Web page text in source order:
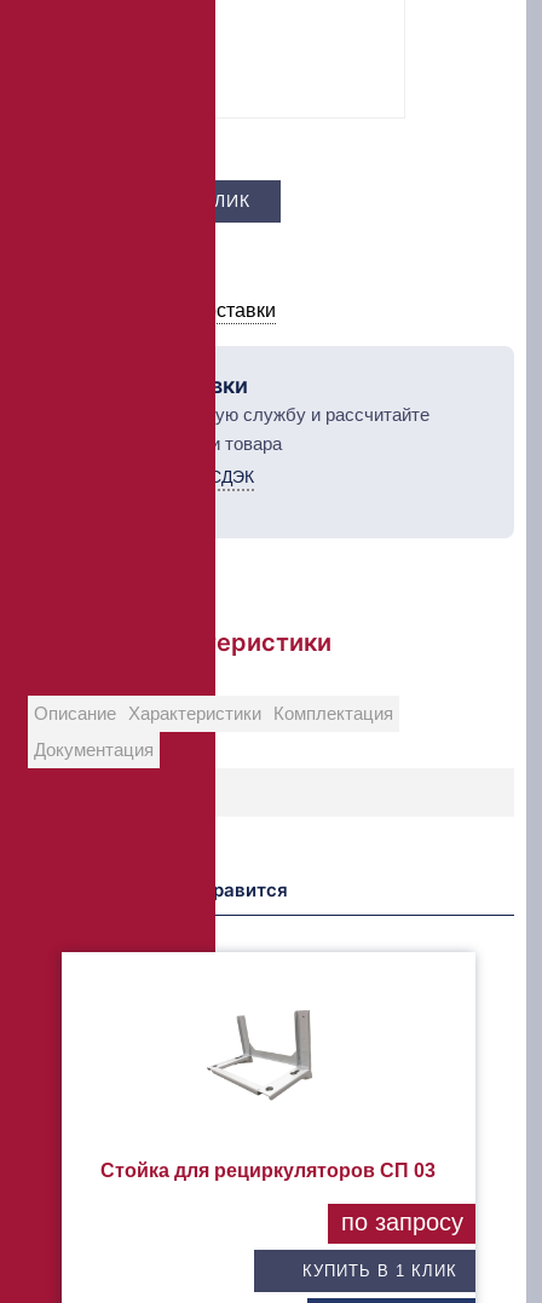
КУПИТЬ В 1 КЛИК
Условия оплаты и доставки
Рассчет доставки
Выберите курьерскую службу и рассчитайте
стоимость доставки товара
Курьерская служба СДЭК
Краткие характеристики
Описание Характеристики
Комплектация
Документация
Возможно Вам понравится
Стойка для рециркуляторов СП 03
КУПИТЬ В 1 КЛИК
по запросу